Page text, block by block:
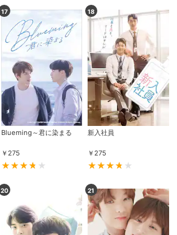
現在獲得済みのお得なクーポンを確認でき
ます。
レンタル、購入、定額見放題の購入履歴の
確認が可能です。こちらから視聴いただく
と便利です。
お気に入りに登録した作品を確認できま
す。お気に入りに追加した作品の削除も可
サイト内の閲覧履歴を確認できます。履歴
サイト内で表示される作品の表示制限が可
能です。5段階の年齢区分から選択できま
す。
17
Blueming～君に染まる
￥ 275
18
新入社員
￥ 275
20 21